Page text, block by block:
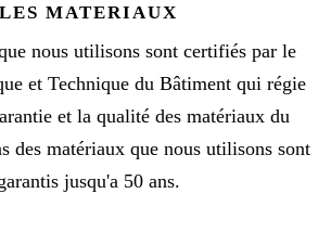
LES MATERIAUX
nous utilisons sont certifiés par le
et Technique du Bâtiment qui régie
et la qualité des matériaux du
des matériaux que nous utilisons sont
jusqu'a 50 ans.